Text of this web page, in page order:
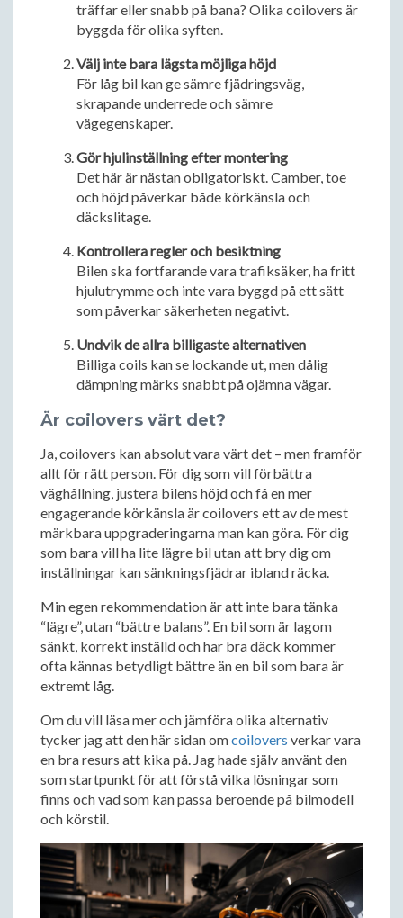
träffar eller snabb på bana? Olika coilovers är
byggda för olika syften.
Välj inte bara lägsta möjliga höjd
För låg bil kan ge sämre fjädringsväg,
skrapande underrede och sämre
vägegenskaper.
Gör hjulinställning efter montering
Det här är nästan obligatoriskt. Camber, toe
och höjd påverkar både körkänsla och
däckslitage.
Kontrollera regler och besiktning
Bilen ska fortfarande vara trafiksäker, ha fritt
hjulutrymme och inte vara byggd på ett sätt
som påverkar säkerheten negativt.
Undvik de allra billigaste alternativen
Billiga coils kan se lockande ut, men dålig
dämpning märks snabbt på ojämna vägar.
Är coilovers värt det?
Ja, coilovers kan absolut vara värt det – men framför
allt för rätt person. För dig som vill förbättra
väghållning, justera bilens höjd och få en mer
engagerande körkänsla är coilovers ett av de mest
märkbara uppgraderingarna man kan göra. För dig
som bara vill ha lite lägre bil utan att bry dig om
inställningar kan sänkningsfjädrar ibland räcka.
Min egen rekommendation är att inte bara tänka
“lägre”, utan “bättre balans”. En bil som är lagom
sänkt, korrekt inställd och har bra däck kommer
ofta kännas betydligt bättre än en bil som bara är
extremt låg.
Om du vill läsa mer och jämföra olika alternativ
tycker jag att den här sidan omcoilovers verkar vara
en bra resurs att kika på. Jag hade själv använt den
som startpunkt för att förstå vilka lösningar som
finns och vad som kan passa beroende på bilmodell
och körstil.